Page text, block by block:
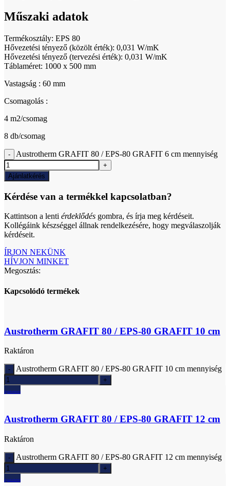
Műszaki adatok
Termékosztály: EPS 80
Hővezetési tényező (közölt érték): 0,031 W/mK
Hővezetési tényező (tervezési érték): 0,031 W/mK
Táblaméret: 1000 x 500 mm
Vastagság : 60 mm
Csomagolás :
4 m2/csomag
8 db/csomag
Austrotherm GRAFIT 80 / EPS-80 GRAFIT 6 cm mennyiség
Ajánlatkérés
Kérdése van a termékkel kapcsolatban?
Kattintson a lenti érdeklődés gombra, és írja meg kérdéseit.
Kollégáink készséggel állnak rendelkezésére, hogy megválaszolják
kérdéseit.
ÍRJON NEKÜNK
HÍVJON MINKET
Megosztás:
Kapcsolódó termékek
Austrotherm GRAFIT 80 / EPS-80 GRAFIT 10 cm
Raktáron
Austrotherm GRAFIT 80 / EPS-80 GRAFIT 10 cm mennyiség
Ajánlatkérés
Austrotherm GRAFIT 80 / EPS-80 GRAFIT 12 cm
Raktáron
Austrotherm GRAFIT 80 / EPS-80 GRAFIT 12 cm mennyiség
Ajánlatkérés